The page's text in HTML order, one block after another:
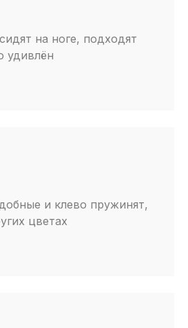
на ноге, подходят
удивлён
и клево пружинят,
цветах